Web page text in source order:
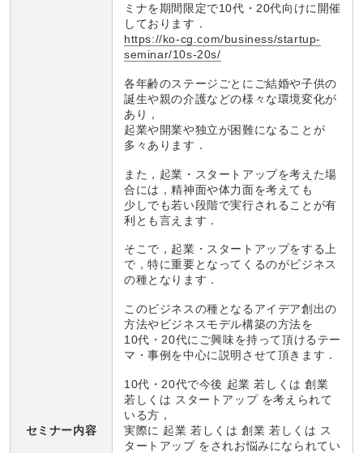
セミナー内容
ミナを期間限定で10代・20代向けに開催
しております．
https://ko-cg.com/business/startup-
seminar/10s-20s/
各年齢のステージごとにご結婚や子供の
誕生や親の介護などの様々な環境変化が
あり，
起業や開業や独立が困難になることが
多々あります．
また，起業・スタートアップを考えた場
合には，精神面や体力面を考えても
少しでも若い段階で実行されることが有
利とも言えます．
そこで，起業・スタートアップをする上
で，特に重要となってくるのがビジネス
の種となります．
このビジネスの種となるアイデア創出の
方法やビジネスモデル構築の方法を
10代・20代にご興味を持って頂けるテー
マ・事例を中心に説明させて頂きます．
10代・20代で今後 起業 若しくは 創業
若しくは スタートアップ を考えられて
いる方，
実際に 起業 若しくは 創業 若しくは ス
タートアップ をされお悩みになられてい